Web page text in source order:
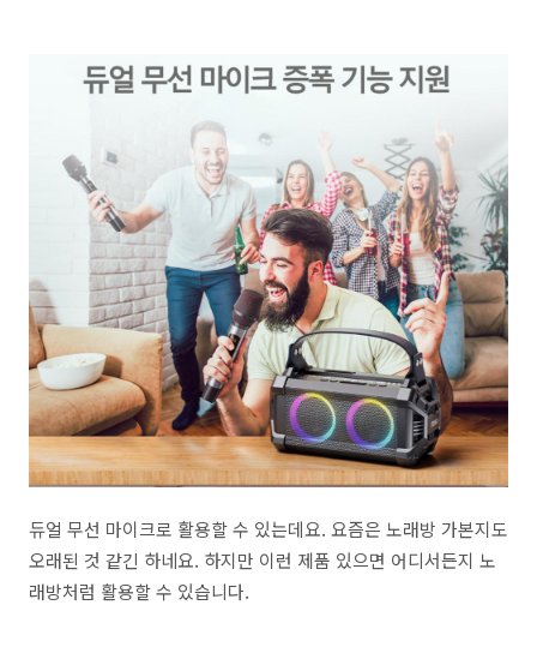
듀얼 무선 마이크로 활용할 수 있는데요. 요즘은 노래방 가본지도
오래된 것 같긴 하네요. 하지만 이런 제품 있으면 어디서든지 노
래방처럼 활용할 수 있습니다.